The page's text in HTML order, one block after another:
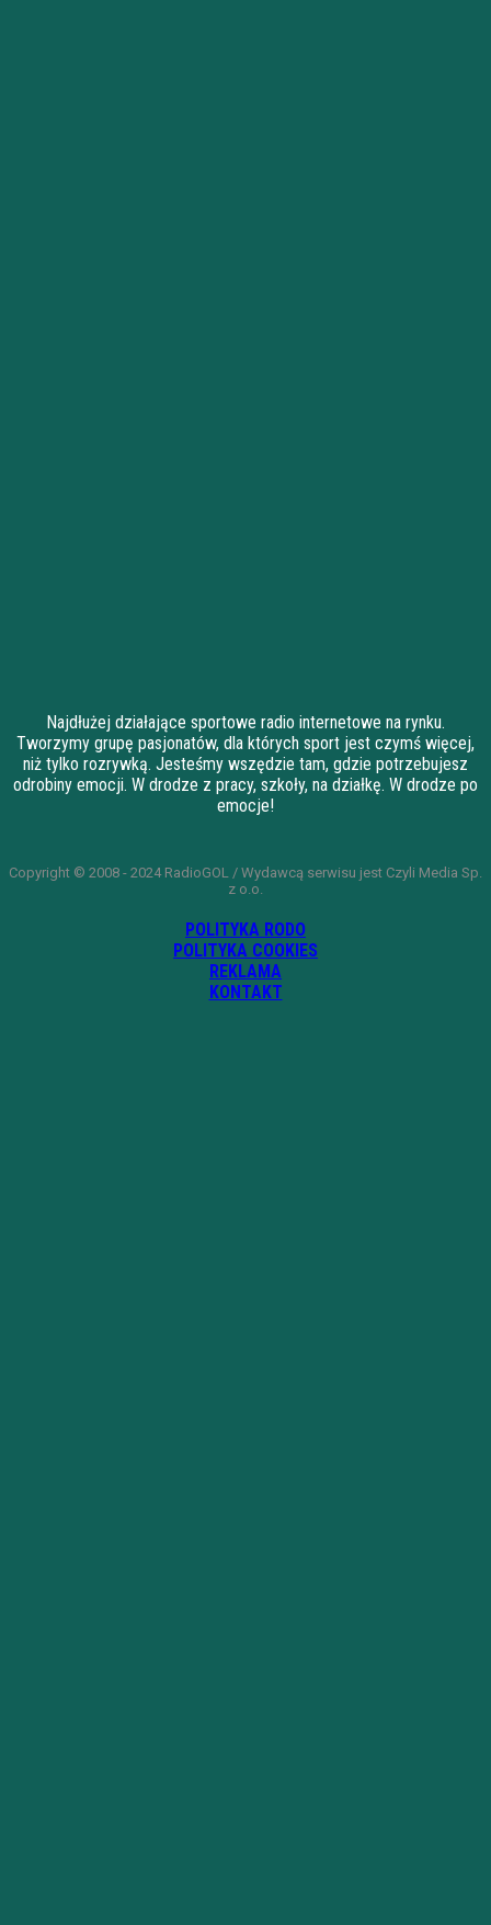
Najdłużej działające sportowe radio internetowe na rynku.
Tworzymy grupę pasjonatów, dla których sport jest czymś więcej,
niż tylko rozrywką. Jesteśmy wszędzie tam, gdzie potrzebujesz
odrobiny emocji. W drodze z pracy, szkoły, na działkę. W drodze po
emocje!
Copyright © 2008 - 2024 RadioGOL / Wydawcą serwisu jest Czyli Media Sp.
z o.o.
POLITYKA RODO
POLITYKA COOKIES
REKLAMA
KONTAKT